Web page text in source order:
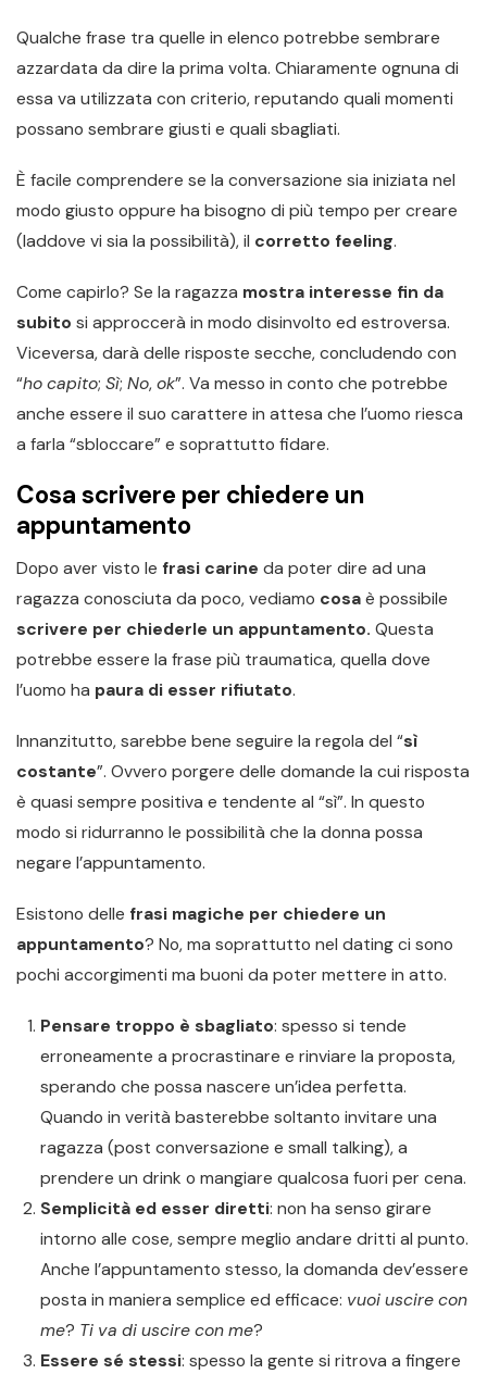
Qualche frase tra quelle in elenco potrebbe sembrare
azzardata da dire la prima volta. Chiaramente ognuna di
essa va utilizzata con criterio, reputando quali momenti
possano sembrare giusti e quali sbagliati.
È facile comprendere se la conversazione sia iniziata nel
modo giusto oppure ha bisogno di più tempo per creare
(laddove vi sia la possibilità), il corretto feeling.
Come capirlo? Se la ragazza mostra interesse fin da
subito si approccerà in modo disinvolto ed estroversa.
Viceversa, darà delle risposte secche, concludendo con
“ho capito; Sì; No,ok”. Va messo in conto che potrebbe
anche essere il suo carattere in attesa che l’uomo riesca
a farla “sbloccare” e soprattutto fidare.
Cosa scrivere per chiedere un
appuntamento
Dopo aver visto le frasi carine da poter dire ad una
ragazza conosciuta da poco, vediamo cosaè possibile
scrivere per chiederle un appuntamento. Questa
potrebbe essere la frase più traumatica, quella dove
l’uomo ha paura di esser rifiutato.
Innanzitutto, sarebbe bene seguire la regola del “sì
costante”. Ovvero porgere delle domande la cui risposta
è quasi sempre positiva e tendente al “sì”. In questo
modo si ridurranno le possibilità che la donna possa
negare l’appuntamento.
Esistono delle frasi magiche per chiedere un
appuntamento? No, ma soprattutto nel dating ci sono
pochi accorgimenti ma buoni da poter mettere in atto.
Pensare troppo è sbagliato: spesso si tende
erroneamente a procrastinare e rinviare la proposta,
sperando che possa nascere un’idea perfetta.
Quando in verità basterebbe soltanto invitare una
ragazza (post conversazione e small talking), a
prendere un drink o mangiare qualcosa fuori per cena.
Semplicità ed esser diretti: non ha senso girare
intorno alle cose, sempre meglio andare dritti al punto.
Anche l’appuntamento stesso, la domanda dev’essere
posta in maniera semplice ed efficace: vuoi uscire con
me? Ti va di uscire con me?
Essere sé stessi: spesso la gente si ritrova a fingere